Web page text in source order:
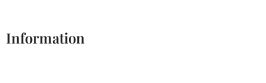
Information